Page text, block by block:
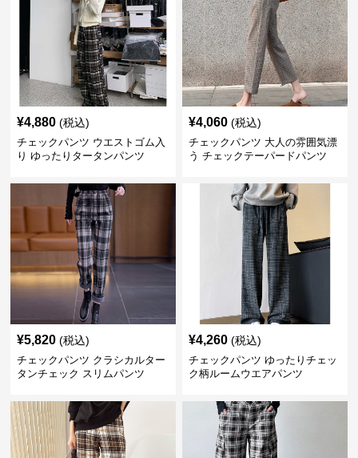
¥4,880 (税込)
チェックパンツ ウエストゴム入
り ゆったりタータンパンツ
¥4,060 (税込)
チェックパンツ 大人の雰囲気漂
う チェックテーパードパンツ
¥5,820 (税込)
チェックパンツ クラシカルター
タンチェック スリムパンツ
¥4,260 (税込)
チェックパンツ ゆったりチェッ
ク柄ルームウエアパンツ